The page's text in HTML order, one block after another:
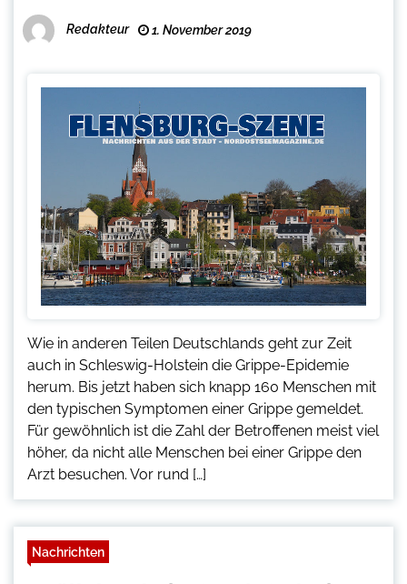
Redakteur 1. November 2019
Wie in anderen Teilen Deutschlands geht zur Zeit
auch in Schleswig-Holstein die Grippe-Epidemie
herum. Bis jetzt haben sich knapp 160 Menschen mit
den typischen Symptomen einer Grippe gemeldet.
Für gewöhnlich ist die Zahl der Betroffenen meist viel
höher, da nicht alle Menschen bei einer Grippe den
Arzt besuchen. Vor rund […]
Nachrichten